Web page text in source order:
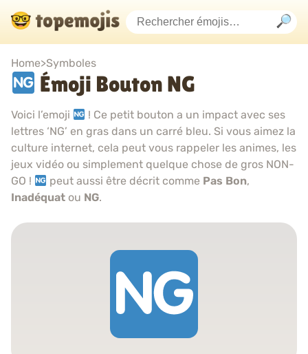
Home>Symboles
Émoji Bouton NG
Voici l’emoji
! Ce petit bouton a un impact avec ses
lettres ‘NG’ en gras dans un carré bleu. Si vous aimez la
culture internet, cela peut vous rappeler les animes, les
jeux vidéo ou simplement quelque chose de gros NON-
GO !
peut aussi être décrit comme Pas Bon,
Inadéquat ou NG.